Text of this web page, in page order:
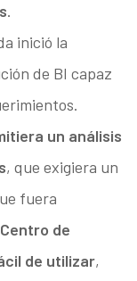
.
inició la
de BI capaz
un análisis
, que exigiera un
fuera
de
de utilizar,